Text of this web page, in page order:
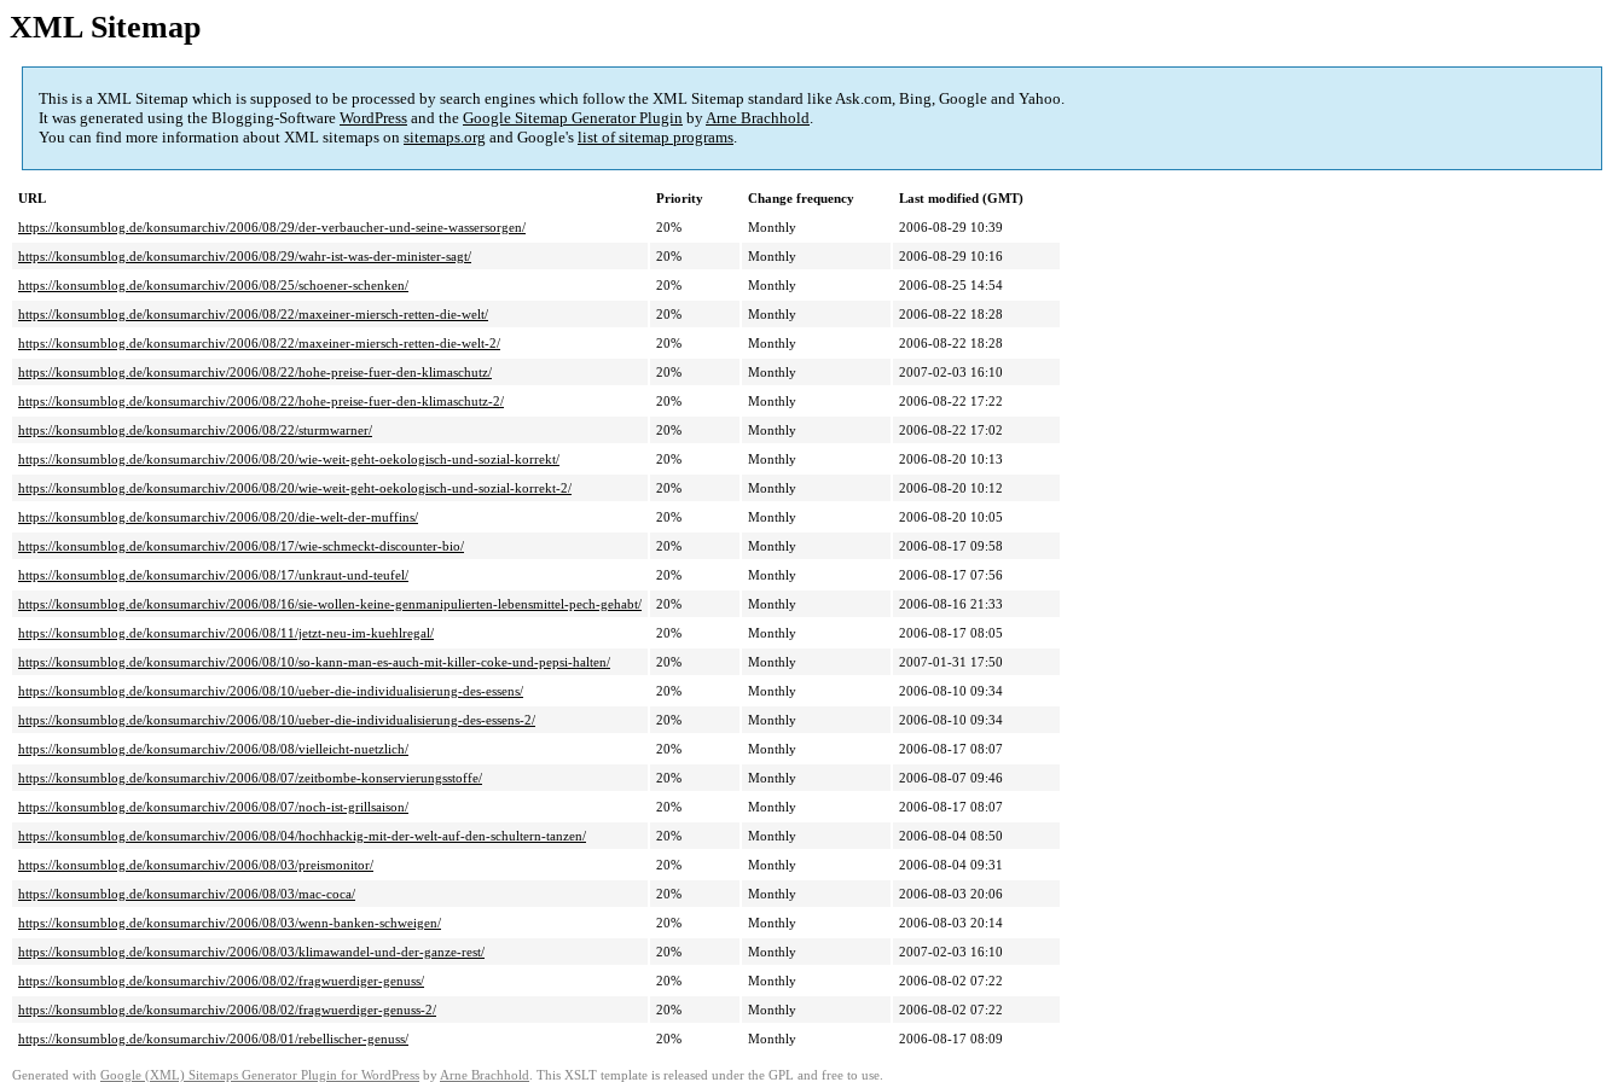
XML Sitemap
This is a XML Sitemap which is supposed to be processed by search engines which follow the XML Sitemap standard like Ask.com, Bing, Google and Yahoo.
It was generated using the Blogging-Software WordPress and the Google Sitemap Generator Plugin byArne Brachhold.
You can find more information about XML sitemaps on sitemaps.org and Google's list of sitemap programs.
URL Priority Change frequency
Last modified (GMT)
https://konsumblog.de/konsumarchiv/2006/08/29/der-verbaucher-und-seine-wassersorgen/
20% Monthly
2006-08-29 10:39
https://konsumblog.de/konsumarchiv/2006/08/29/wahr-ist-was-der-minister-sagt/
20% Monthly
2006-08-29 10:16
https://konsumblog.de/konsumarchiv/2006/08/25/schoener-schenken/
20% Monthly
2006-08-25 14:54
https://konsumblog.de/konsumarchiv/2006/08/22/maxeiner-miersch-retten-die-welt/
20% Monthly
2006-08-22 18:28
https://konsumblog.de/konsumarchiv/2006/08/22/maxeiner-miersch-retten-die-welt-2/
20% Monthly
2006-08-22 18:28
https://konsumblog.de/konsumarchiv/2006/08/22/hohe-preise-fuer-den-klimaschutz/
20% Monthly
2007-02-03 16:10
https://konsumblog.de/konsumarchiv/2006/08/22/hohe-preise-fuer-den-klimaschutz-2/
20% Monthly
2006-08-22 17:22
https://konsumblog.de/konsumarchiv/2006/08/22/sturmwarner/
20% Monthly
2006-08-22 17:02
https://konsumblog.de/konsumarchiv/2006/08/20/wie-weit-geht-oekologisch-und-sozial-korrekt/
20% Monthly
2006-08-20 10:13
https://konsumblog.de/konsumarchiv/2006/08/20/wie-weit-geht-oekologisch-und-sozial-korrekt-2/
20% Monthly
2006-08-20 10:12
https://konsumblog.de/konsumarchiv/2006/08/20/die-welt-der-muffins/
20% Monthly
2006-08-20 10:05
https://konsumblog.de/konsumarchiv/2006/08/17/wie-schmeckt-discounter-bio/
20% Monthly
2006-08-17 09:58
https://konsumblog.de/konsumarchiv/2006/08/17/unkraut-und-teufel/
20% Monthly
2006-08-17 07:56
https://konsumblog.de/konsumarchiv/2006/08/16/sie-wollen-keine-genmanipulierten-lebensmittel-pech-gehabt/
20% Monthly
2006-08-16 21:33
https://konsumblog.de/konsumarchiv/2006/08/11/jetzt-neu-im-kuehlregal/
20% Monthly
2006-08-17 08:05
https://konsumblog.de/konsumarchiv/2006/08/10/so-kann-man-es-auch-mit-killer-coke-und-pepsi-halten/
20% Monthly
2007-01-31 17:50
https://konsumblog.de/konsumarchiv/2006/08/10/ueber-die-individualisierung-des-essens/
20% Monthly
2006-08-10 09:34
https://konsumblog.de/konsumarchiv/2006/08/10/ueber-die-individualisierung-des-essens-2/
20% Monthly
2006-08-10 09:34
https://konsumblog.de/konsumarchiv/2006/08/08/vielleicht-nuetzlich/
20% Monthly
2006-08-17 08:07
https://konsumblog.de/konsumarchiv/2006/08/07/zeitbombe-konservierungsstoffe/
20% Monthly
2006-08-07 09:46
https://konsumblog.de/konsumarchiv/2006/08/07/noch-ist-grillsaison/
20% Monthly
2006-08-17 08:07
https://konsumblog.de/konsumarchiv/2006/08/04/hochhackig-mit-der-welt-auf-den-schultern-tanzen/
20% Monthly
2006-08-04 08:50
https://konsumblog.de/konsumarchiv/2006/08/03/preismonitor/
20% Monthly
2006-08-04 09:31
https://konsumblog.de/konsumarchiv/2006/08/03/mac-coca/
20% Monthly
2006-08-03 20:06
https://konsumblog.de/konsumarchiv/2006/08/03/wenn-banken-schweigen/
20% Monthly
2006-08-03 20:14
https://konsumblog.de/konsumarchiv/2006/08/03/klimawandel-und-der-ganze-rest/
20% Monthly
2007-02-03 16:10
https://konsumblog.de/konsumarchiv/2006/08/02/fragwuerdiger-genuss/
20% Monthly
2006-08-02 07:22
https://konsumblog.de/konsumarchiv/2006/08/02/fragwuerdiger-genuss-2/
20% Monthly
2006-08-02 07:22
https://konsumblog.de/konsumarchiv/2006/08/01/rebellischer-genuss/
20% Monthly 2006-08-17 08:09
Generated with Google (XML) Sitemaps Generator Plugin for WordPress by Arne Brachhold . This XSLT template is released under the GPL and free to use.